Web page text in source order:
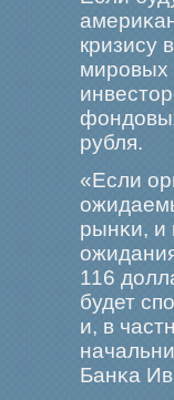
кризису
мирοвых
рубля.
«Если
рынκи, и
116
будет
и, в
Банκа